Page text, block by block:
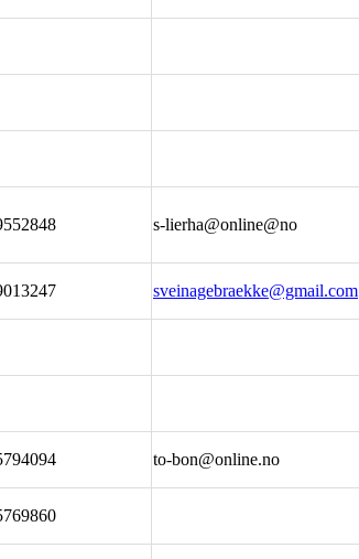
s-lierha@online@no
sveinagebraekke@gmail.com
to-bon@online.no